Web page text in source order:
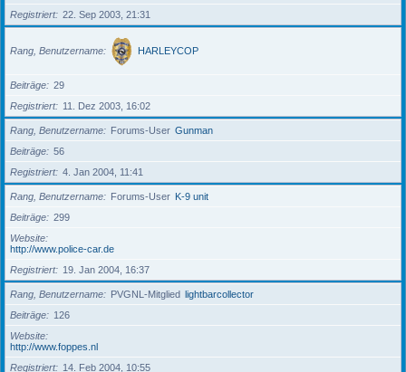
Registriert
22. Sep 2003, 21:31
Rang, Benutzername HARLEYCOP
Beiträge
29
Registriert
11. Dez 2003, 16:02
Rang, Benutzername Forums-User Gunman
Beiträge
56
Registriert
4. Jan 2004, 11:41
Rang, Benutzername Forums-User K-9 unit
Beiträge
299
Website
http://www.police-car.de
Registriert
19. Jan 2004, 16:37
Rang, Benutzername PVGNL-Mitglied lightbarcollector
Beiträge
126
Website
http://www.foppes.nl
Registriert
14. Feb 2004, 10:55